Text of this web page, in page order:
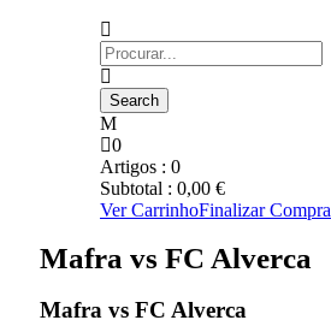
0
Artigos : 0
Subtotal : 0,00 €
Ver CarrinhoFinalizar Compra
Mafra vs FC Alverca
Mafra vs FC Alverca